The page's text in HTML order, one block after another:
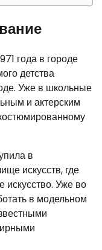
года в городе
детства
Уже в школьные
и актерским
в
искусств, где
искусство. Уже во
в модельном